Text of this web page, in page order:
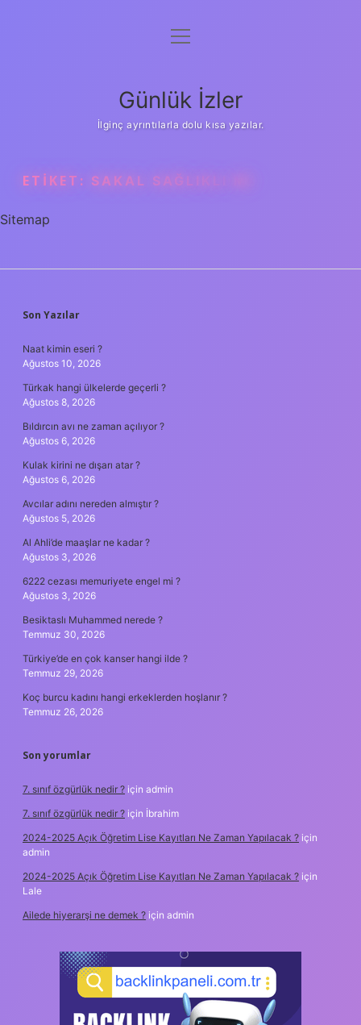
Anasayfa
Yasal Uyarı
menüyü
Günlük İzler
İlginç ayrıntılarla dolu kısa yazılar.
ETIKET: SAKAL SAĞLIKLI MI
Sitemap
SIDEBAR
Son Yazılar
Naat kimin eseri ?
Ağustos 10, 2026
Türkak hangi ülkelerde geçerli ?
Ağustos 8, 2026
Bıldırcın avı ne zaman açılıyor ?
Ağustos 6, 2026
Kulak kirini ne dışarı atar ?
Ağustos 6, 2026
Avcılar adını nereden almıştır ?
Ağustos 5, 2026
Al Ahli’de maaşlar ne kadar ?
Ağustos 3, 2026
6222 cezası memuriyete engel mi ?
Ağustos 3, 2026
Besiktaslı Muhammed nerede ?
Temmuz 30, 2026
Türkiye’de en çok kanser hangi ilde ?
Temmuz 29, 2026
Koç burcu kadını hangi erkeklerden hoşlanır ?
Temmuz 26, 2026
Son yorumlar
7. sınıf özgürlük nedir ? için admin
7. sınıf özgürlük nedir ? için İbrahim
2024-2025 Açık Öğretim Lise Kayıtları Ne Zaman Yapılacak ? için
admin
2024-2025 Açık Öğretim Lise Kayıtları Ne Zaman Yapılacak ? için
Lale
Ailede hiyerarşi ne demek ? için admin